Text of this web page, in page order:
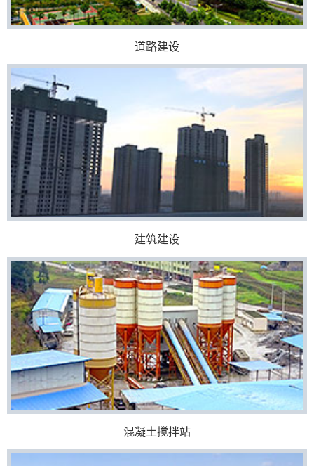
道路建设
建筑建设
混凝土搅拌站